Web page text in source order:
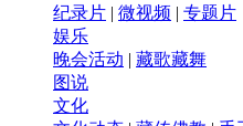
纪录片 | 微视频 | 专题片
娱乐
晚会活动 | 藏歌藏舞
图说
文化